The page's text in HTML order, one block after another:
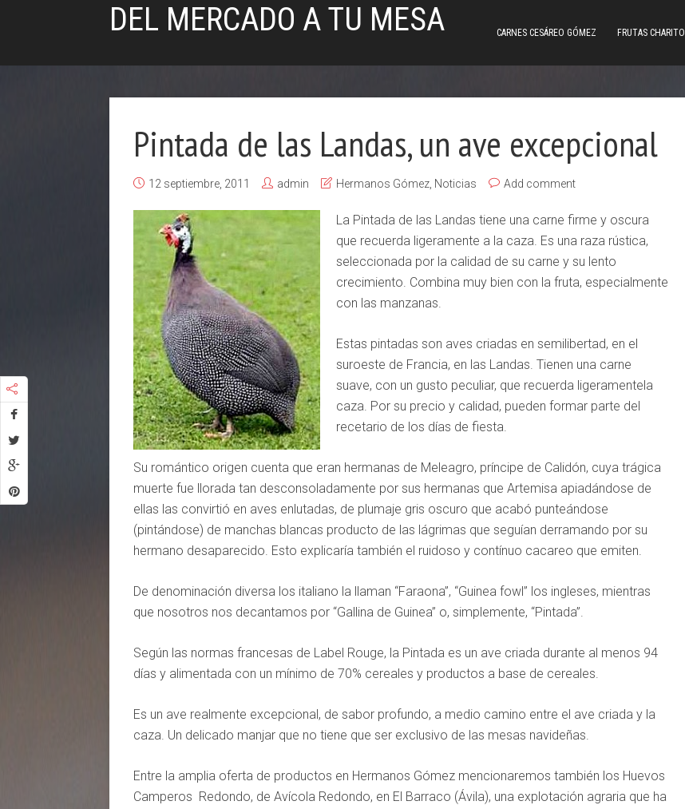
DEL MERCADO A TU MESA CARNES CESÁREO GÓMEZ FRUTAS CHARITO
Pintada de las Landas, un ave excepcional
12 septiembre, 2011 admin Hermanos Gómez Noticias Add comment
La Pintada de las Landas tiene una carne firme y oscura
que recuerda ligeramente a la caza. Es una raza rústica,
seleccionada por la calidad de su carne y su lento
crecimiento. Combina muy bien con la fruta, especialmente
con las manzanas.
Estas pintadas son aves criadas en semilibertad, en el
suroeste de Francia, en las Landas. Tienen una carne
suave, con un gusto peculiar, que recuerda ligeramentela
caza. Por su precio y calidad, pueden formar parte del
recetario de los días de fiesta.
Su romántico origen cuenta que eran hermanas de Meleagro, príncipe de Calidón, cuya trágica
muerte fue llorada tan desconsoladamente por sus hermanas que Artemisa apiadándose de
ellas las convirtió en aves enlutadas, de plumaje gris oscuro que acabó punteándose
(pintándose) de manchas blancas producto de las lágrimas que seguían derramando por su
hermano desaparecido. Esto explicaría también el ruidoso y contínuo cacareo que emiten.
De denominación diversa los italiano la llaman “Faraona”, “Guinea fowl” los ingleses, mientras
que nosotros nos decantamos por “Gallina de Guinea” o, simplemente, “Pintada”.
Según las normas francesas de Label Rouge, la Pintada es un ave criada durante al menos 94
días y alimentada con un mínimo de 70% cereales y productos a base de cereales.
Es un ave realmente excepcional, de sabor profundo, a medio camino entre el ave criada y la
caza. Un delicado manjar que no tiene que ser exclusivo de las mesas navideñas.
Entre la amplia oferta de productos en Hermanos Gómez mencionaremos también los Huevos
Camperos Redondo, de Avícola Redondo, en El Barraco (Ávila), una explotación agraria que ha